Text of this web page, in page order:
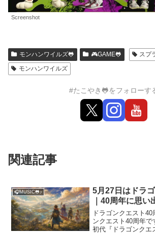
Screenshot
モンハンワイルズ🐸 🎮GAME🐸
スプ
モンハンワイルズ
#たこやき🐸をフォローす
関連記事
🎧MUSIC🐸♪
5月27日はドラ
｜40周年に思
ドラゴンクエスト
ンクエスト40周年で
初代『ドラゴンクエ